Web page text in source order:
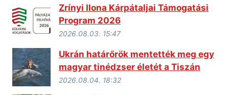
Zrínyi Ilona Kárpátaljai Támogatási
Program 2026
2026.08.03. 15:47
Ukrán határőrök mentették meg egy
magyar tinédzser életét a Tiszán
2026.08.04. 18:32